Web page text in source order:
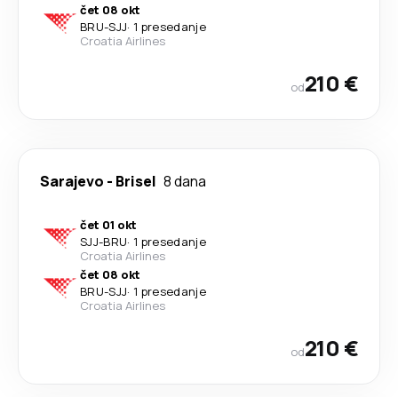
čet 08 okt
BRU-SJJ· 1 presedanje
Croatia Airlines
od210 €
Sarajevo - Brisel 8 dana
čet 01 okt
SJJ-BRU· 1 presedanje
Croatia Airlines
čet 08 okt
BRU-SJJ· 1 presedanje
Croatia Airlines
od210 €